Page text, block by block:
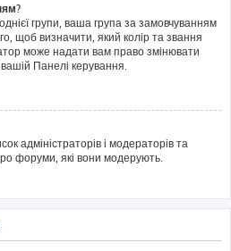
групи, ваша група за замовчуванням
щоб визначити, який колір та звання
може надати вам право змінювати
Панелі керування.
адміністраторів і модераторів та
форуми, які вони модерують.